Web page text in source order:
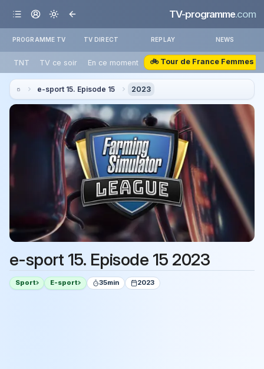
TV-programme.com
PROGRAMME TV TV DIRECT REPLAY NEWS
TNT TV ce soir En ce moment 🚲 Tour de France Femmes
e-sport 15. Episode 15 2023
e-sport 15. Episode 15 2023
Sport E-sport 35min 2023